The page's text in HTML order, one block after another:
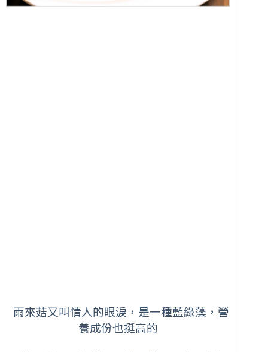
雨來菇又叫情人的眼淚，是一種藍綠藻，營
養成份也挺高的